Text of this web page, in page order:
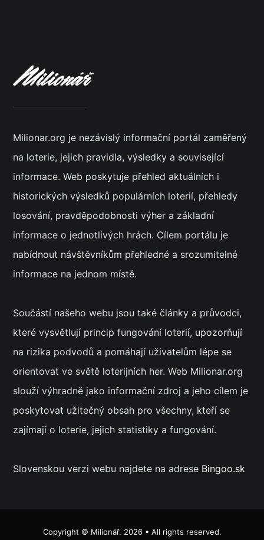
Milionar.org je nezávislý informační portál zaměřený
na loterie, jejich pravidla, výsledky a související
informace. Web poskytuje přehled aktuálních i
historických výsledků populárních loterií, přehledy
losování, pravděpodobnosti výher a základní
informace o jednotlivých hrách. Cílem portálu je
nabídnout návštěvníkům přehledné a srozumitelné
informace na jednom místě.
Součástí našeho webu jsou také články a průvodci,
které vysvětlují princip fungování loterií, upozorňují
na rizika podvodů a pomáhají uživatelům lépe se
orientovat ve světě loterijních her. Web Milionar.org
slouží výhradně jako informační zdroj a jeho cílem je
poskytovat užitečný obsah pro všechny, kteří se
zajímají o loterie, jejich statistiky a fungování.
Slovenskou verzi webu najdete na adrese Bingoo.sk
Copyright © Milionář. 2026 • All rights reserved.